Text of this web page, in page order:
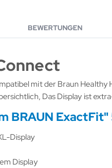
mit der Braun
Das Display ist
BRAUN ExactFit"
Display
Display
BEWERTUNGEN